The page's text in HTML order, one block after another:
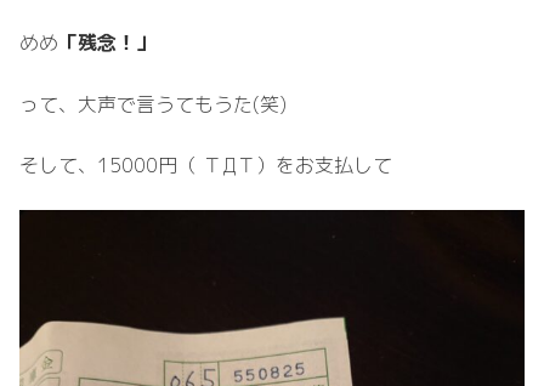
めめ 「残念！」
って、大声で言うてもうた(笑)
そして、15000円（ ＴДＴ）をお支払して